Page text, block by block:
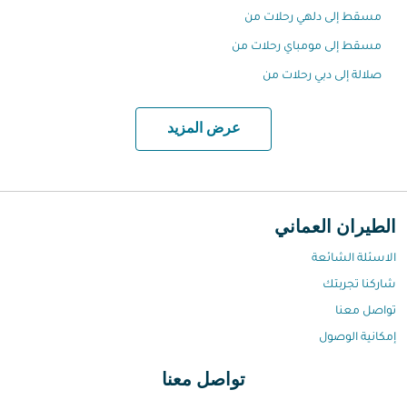
مسقط إلى دلهي رحلات من
مسقط إلى مومباي رحلات من
صلالة إلى دبي رحلات من
عرض المزيد
الطيران العماني
الاسئلة الشائعة
شاركنا تجربتك
تواصل معنا
إمكانية الوصول
تواصل معنا